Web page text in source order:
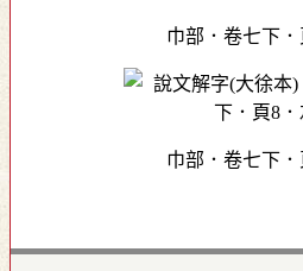
巾部．卷七下．
巾部．卷七下．